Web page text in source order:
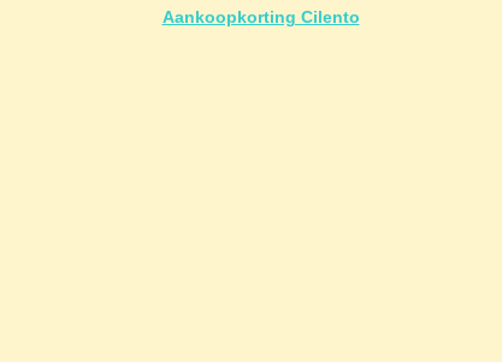
Aankoopkorting Cilento